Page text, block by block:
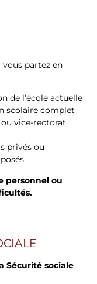
vous partez en
de l’école actuelle
scolaire complet
vice-rectorat
privés ou
personnel ou
Sécurité sociale